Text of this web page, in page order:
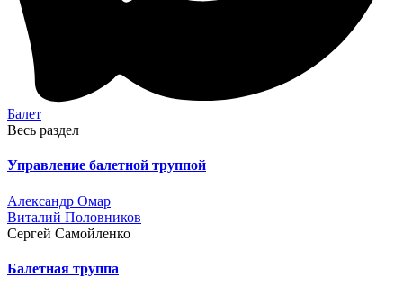
Балет
Весь раздел
Управление балетной труппой
Александр Омар
Виталий Половников
Сергей Самойленко
Балетная труппа